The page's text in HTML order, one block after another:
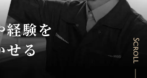
Scroll
経験を
せる